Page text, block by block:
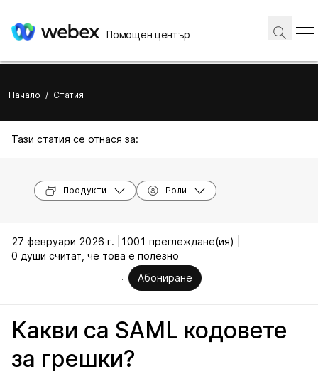
Помощен център
Начало / Статия
Тази статия се отнася за:
Продукти Роли
27 февруари 2026 г. |
1001 преглеждане(ия) |
0 души считат, че това е полезно
Абониране
Какви са SAML кодовете
за грешки?